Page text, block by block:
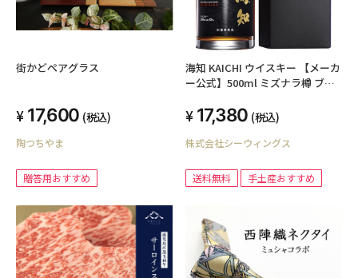
街かどペアグラス
17,600 (税込)
陶つちやま
贈答用おすすめ
海知 KAICHI ウイスキー 【メーカ
ー公式】500ml ミズナラ樽 ブレ
フト プレゼントにも最適】
17,380 (税込)
株式会社シーウィングス
送料無料 手土産おすすめ